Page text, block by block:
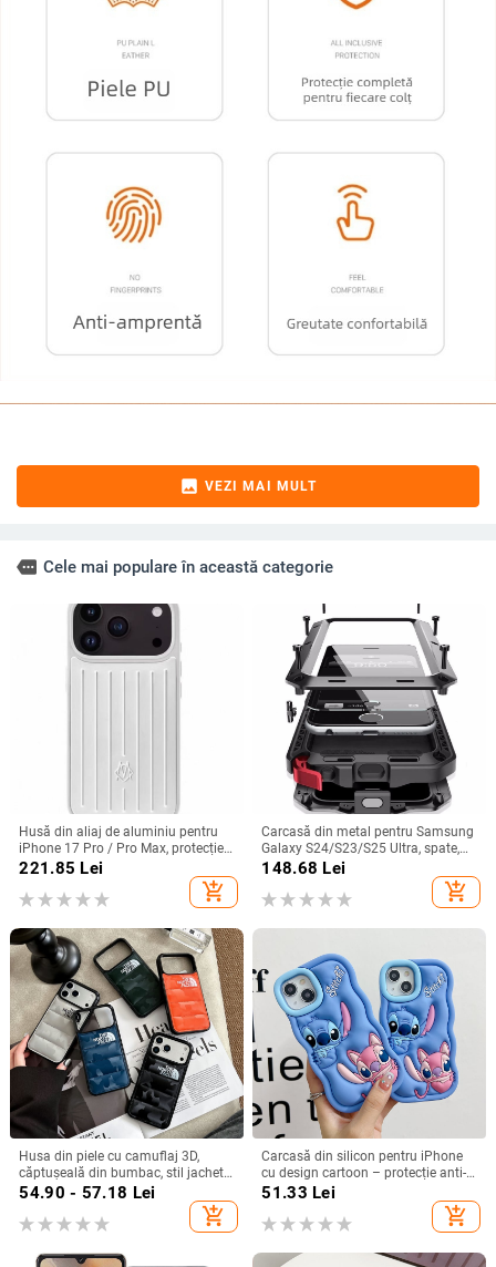
image VEZI MAI MULT
more Cele mai populare în această categorie
Husă din aliaj de aluminiu pentru
iPhone 17 Pro / Pro Max, protecție
anti-cădere, închidere magnetică,
turnare prin injecție, posibilitate de
personalizare
221.85 Lei
add_shopping_cart
Carcasă din metal pentru Samsung
Galaxy S24/S23/S25 Ultra, spate,
prelucrată, personalizabilă, disipare
căldură, anti-cadere, anti-amprentă
148.68 Lei
add_shopping_cart
Husa din piele cu camuflaj 3D,
căptușeală din bumbac, stil jachetă
de iarnă, compatibilă cu iPhone
54.90 - 57.18 Lei
add_shopping_cart
Carcasă din silicon pentru iPhone
cu design cartoon – protecție anti-
cădere, finisaj mat, compatibilă cu
(Pro/Max)
51.33 Lei
add_shopping_cart